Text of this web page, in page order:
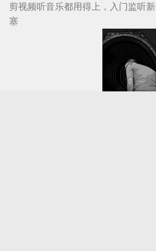
剪视频听音乐都用得上，入门监听
塞